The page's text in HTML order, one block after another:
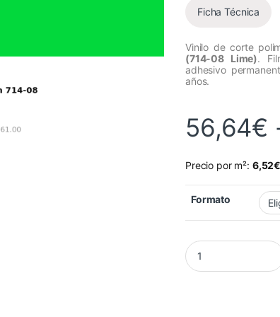
Ficha Técnica
Vinilo de corte
(714-08 Lime).
adhesivo
años.
56,64€
Precio por m²: 6,52
Formato
Vinilo Avery 700